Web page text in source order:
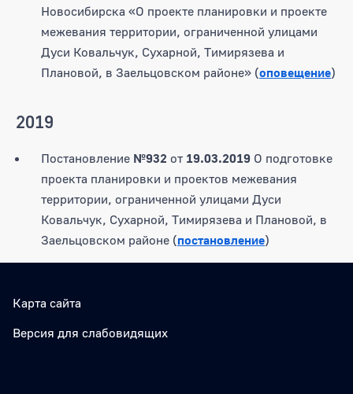
Новосибирска «О проекте планировки и проекте
межевания территории, ограниченной улицами
Дуси Ковальчук, Сухарной, Тимирязева и
Плановой, в Заельцовском районе» (оповещение)
2019
Постановление №932 от 19.03.2019 О подготовке
проекта планировки и проектов межевания
территории, ограниченной улицами Дуси
Ковальчук, Сухарной, Тимирязева и Плановой, в
Заельцовском районе (постановление)
Карта сайта
Версия для слабовидящих